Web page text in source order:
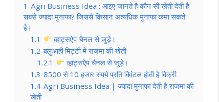
1 Agri Business Idea : आइए जानते है कौन सी खेती देती है
सबसे ज्यादा मुनाफा? जिससे किसान अत्यधिक मुनाफा कमा सकते
है।
1.1
व्हाट्सऐप चैनल से जुड़े।
1.2 बलुआही मिट्टी में राजमा की खेती
1.2.1
व्हाट्सऐप चैनल से जुड़े।
1.3 8500 से 10 हजार रुपये प्रति क्विंटल होती है बिक्री
1.4 Agri Business Idea | ज्यादा मुनाफा देती है राजमा की
खेती